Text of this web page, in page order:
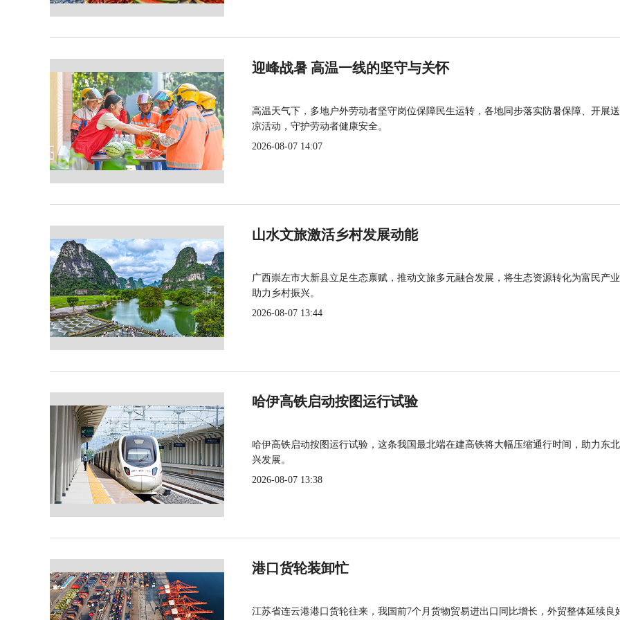
迎峰战暑 高温一线的坚守与关怀
高温天气下，多地户外劳动者坚守岗位保障民生运转，各地同步落实防暑保障、开展
凉活动，守护劳动者健康安全。
2026-08-07 14:07
山水文旅激活乡村发展动能
广西崇左市大新县立足生态禀赋，推动文旅多元融合发展，将生态资源转化为富民产
助力乡村振兴。
2026-08-07 13:44
哈伊高铁启动按图运行试验
哈伊高铁启动按图运行试验，这条我国最北端在建高铁将大幅压缩通行时间，助力东
兴发展。
2026-08-07 13:38
港口货轮装卸忙
江苏省连云港港口货轮往来，我国前7个月货物贸易进出口同比增长，外贸整体延续良